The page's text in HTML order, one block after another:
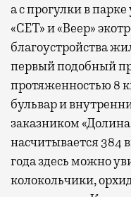
а с прогулки в
«СЕТ» и «Веер»
благоустройства
первый подобный
протяженностью 8
бульвар и
заказником
насчитывается 384
года здесь можно
колокольчики,